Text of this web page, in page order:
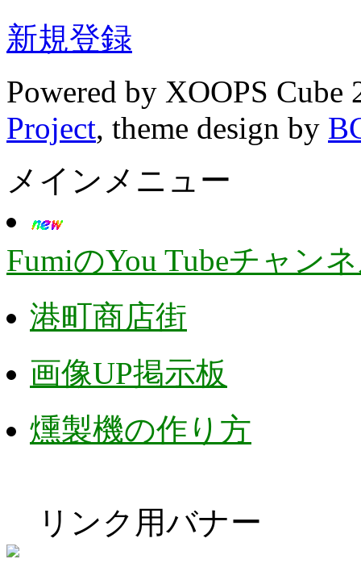
新規登録
Powered by XOOPS
Project, theme design by
メインメニュー
FumiのYou Tubeチャン
港町商店街
画像UP掲示板
燻製機の作り方
リンク用バナー